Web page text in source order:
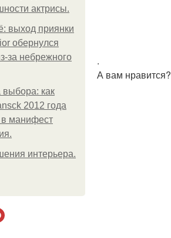
актрисы.
выход приянки
обернулся
за небрежного
выбора: как
2012 года
в манифест
интерьера.
.
А вам нравится?